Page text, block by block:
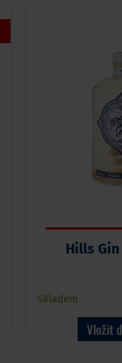
Hills
Skladem
Vložit